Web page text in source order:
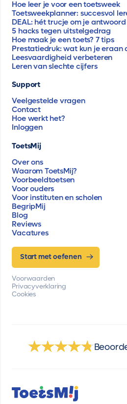
Hoe leer je voor een toetsweek
Toetsweekplanner: succesvol
DEAL: hét trucje om je
5 hacks tegen uitstelgedrag
Hoe maak je een toets? 7 tips
Prestatiedruk: wat kun je eraan
Leesvaardigheid verbeteren
Leren van slechte cijfers
Support
Veelgestelde vragen
Contact
Hoe werkt het?
Inloggen
ToetsMij
Over ons
Waarom ToetsMij?
Voorbeeldtoetsen
Voor ouders
Voor instituten en scholen
BegripMij
Blog
Reviews
Vacatures
Start met oefenen
Voorwaarden
Privacyverklaring
Cookies